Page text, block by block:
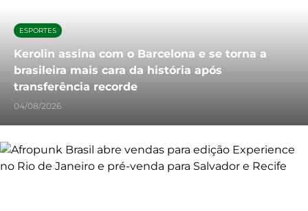
ESPORTES
Kerolin assina com o Barcelona e se torna a
brasileira mais cara da história após
transferência recorde
04/08/2026